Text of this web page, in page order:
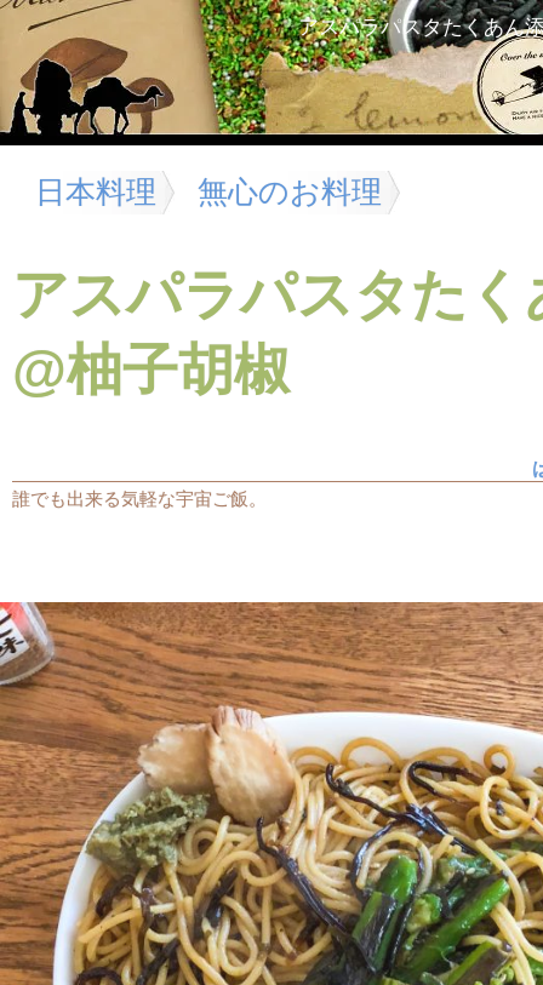
アスパラパスタたくあん
日本料理 無心のお料理
アスパラパスタたく
@柚子胡椒
誰でも出来る気軽な宇宙ご飯。